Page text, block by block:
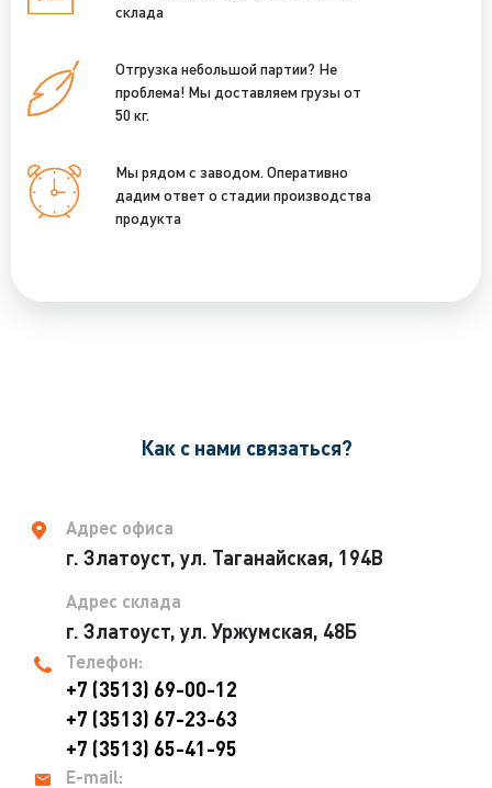
склада
Отгрузка небольшой партии? Не
проблема! Мы доставляем грузы от
50 кг.
Мы рядом с заводом. Оперативно
дадим ответ о стадии производства
продукта
Как с нами связаться?
Адрес офиса
г. Златоуст, ул. Таганайская, 194В
Адрес склада
г. Златоуст, ул. Уржумская, 48Б
Телефон:
+7 (3513) 69-00-12
+7 (3513) 67-23-63
+7 (3513) 65-41-95
E-mail: